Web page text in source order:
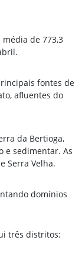
de 773,3
fontes de
afluentes do
da Bertioga,
e sedimentar. As
Serra Velha.
domínios
três distritos: